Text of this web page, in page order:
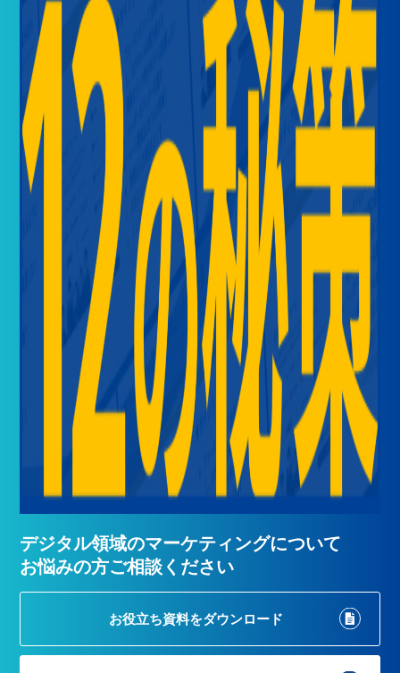
デジタル領域のマーケティングについて
お悩みの方ご相談ください
お役立ち資料をダウンロード